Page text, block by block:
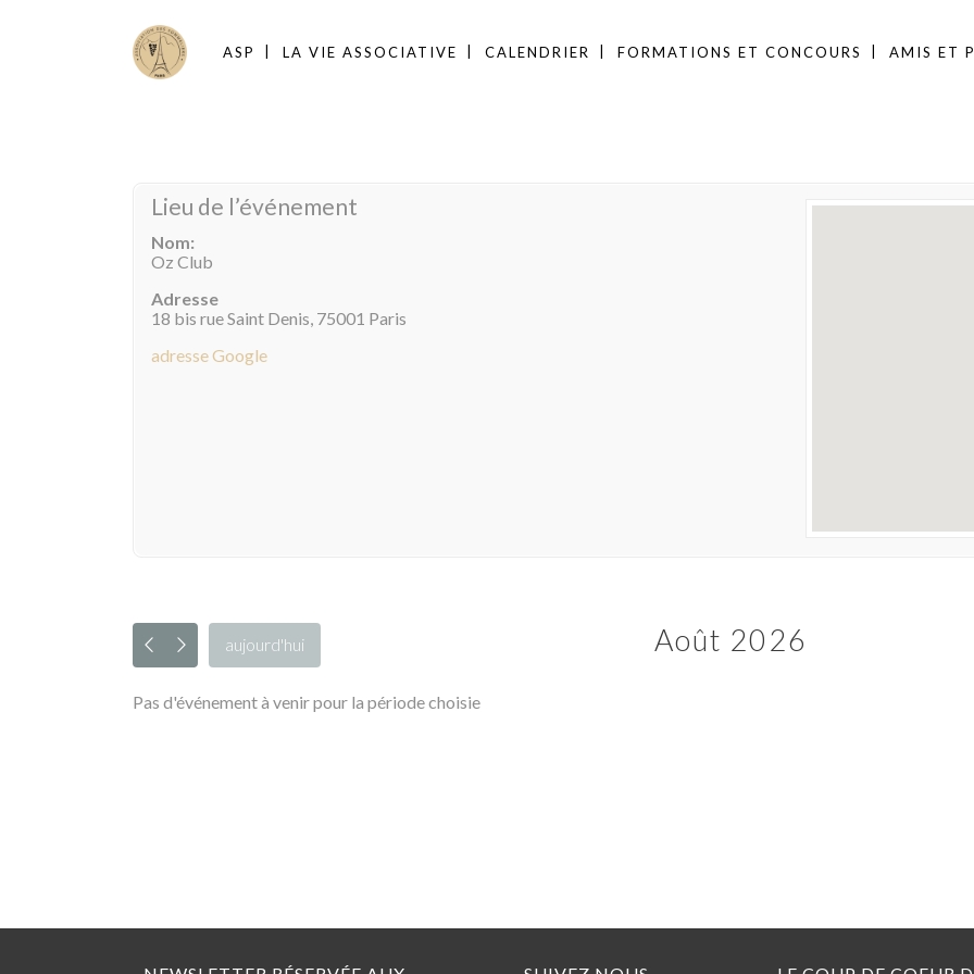
ASP LA VIE ASSOCIATIVE CALENDRIER FORMATIONS ET CONCOURS AMIS ET
Lieu de l’événement
Nom:
Oz Club
Adresse
18 bis rue Saint Denis, 75001 Paris
adresse Google
Août 2026
aujourd'hui
Pas d'événement à venir pour la période choisie